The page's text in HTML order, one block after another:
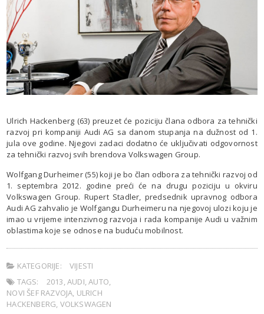
Ulrich Hackenberg (63) preuzet će poziciju člana odbora za tehnički
razvoj pri kompaniji Audi AG sa danom stupanja na dužnost od 1.
jula ove godine. Njegovi zadaci dodatno će uključivati odgovornost
za tehnički razvoj svih brendova Volkswagen Group.
Wolfgang Durheimer (55) koji je bo član odbora za tehnički razvoj od
1. septembra 2012. godine preći će na drugu poziciju u okviru
Volkswagen Group. Rupert Stadler, predsednik upravnog odbora
Audi AG zahvalio je Wolfgangu Durheimeru na njegovoj ulozi koju je
imao u vrijeme intenzivnog razvoja i rada kompanije Audi u važnim
oblastima koje se odnose na buduću mobilnost.
KATEGORIJE:
VIJESTI
TAGS:
2013,AUDI,AUTO,
NOVI ŠEF RAZVOJA, ULRICH
HACKENBERG, VOLKSWAGEN